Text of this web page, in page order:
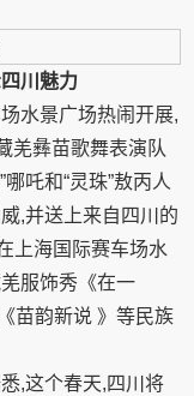
川魅力
水景广场热闹开展,
羌彝苗歌舞表演队
吒和“灵珠”敖丙人
,并送上来自四川的
上海国际赛车场水
服饰秀《在一
苗韵新说 》等民族
,这个春天,四川将